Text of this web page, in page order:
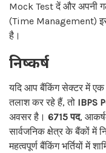
Mock Test दें और अपनी
(Time Management) इस
है।
निष्कर्ष
यदि आप बैंकिंग सेक्टर में एक
तलाश कर रहे हैं, तो IBPS
अवसर है। 6715 पद,
सार्वजनिक क्षेत्र के बैंकों में
महत्वपूर्ण बैंकिंग भर्तियों में